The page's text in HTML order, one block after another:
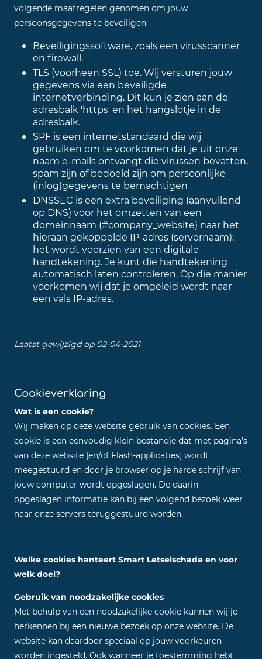
volgende maatregelen genomen om jouw
persoonsgegevens te beveiligen:
Beveiligingssoftware, zoals een virusscanner
en firewall.
TLS (voorheen SSL) toe. Wij versturen jouw
gegevens via een beveiligde
internetverbinding. Dit kun je zien aan de
adresbalk 'https' en het hangslotje in de
adresbalk.
SPF is een internetstandaard die wij
gebruiken om te voorkomen dat je uit onze
naam e-mails ontvangt die virussen bevatten,
spam zijn of bedoeld zijn om persoonlijke
(inlog)gegevens te bemachtigen
DNSSEC is een extra beveiliging (aanvullend
op DNS) voor het omzetten van een
domeinnaam (#company_website) naar het
hieraan gekoppelde IP-adres (servernaam);
het wordt voorzien van een digitale
handtekening. Je kunt die handtekening
automatisch laten controleren. Op die manier
voorkomen wij dat je omgeleid wordt naar
een vals IP-adres.
Laatst gewijzigd op 02-04-2021
Cookieverklaring
Wat is een cookie?
Wij maken op deze website gebruik van cookies. Een
cookie is een eenvoudig klein bestandje dat met pagina’s
van deze website [en/of Flash-applicaties] wordt
meegestuurd en door je browser op je harde schrijf van
jouw computer wordt opgeslagen. De daarin
opgeslagen informatie kan bij een volgend bezoek weer
naar onze servers teruggestuurd worden.
Welke cookies hanteert Smart Letselschade en voor
welk doel?
Gebruik van noodzakelijke cookies
Met behulp van een noodzakelijke cookie kunnen wij je
herkennen bij een nieuwe bezoek op onze website. De
website kan daardoor speciaal op jouw voorkeuren
worden ingesteld. Ook wanneer je toestemming hebt